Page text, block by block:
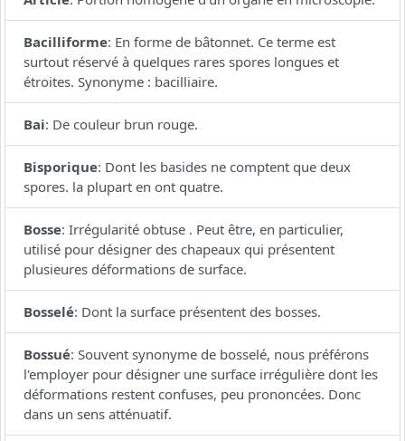
Bacilliforme: En forme de bâtonnet. Ce terme est
surtout réservé à quelques rares spores longues et
étroites. Synonyme : bacilliaire.
Bai: De couleur brun rouge.
Bisporique: Dont les basides ne comptent que deux
spores. la plupart en ont quatre.
Bosse: Irrégularité obtuse . Peut être, en particulier,
utilisé pour désigner des chapeaux qui présentent
plusieures déformations de surface.
Bosselé: Dont la surface présentent des bosses.
Bossué: Souvent synonyme de bosselé, nous préférons
l'employer pour désigner une surface irrégulière dont les
déformations restent confuses, peu prononcées. Donc
dans un sens atténuatif.